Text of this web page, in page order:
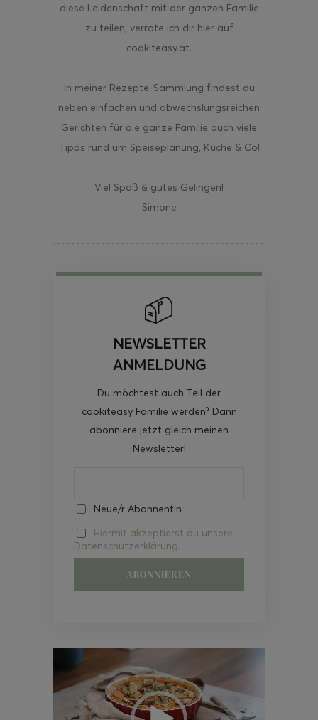
diese Leidenschaft mit der ganzen Familie
zu teilen, verrate ich dir hier auf
cookiteasy.at.
In meiner Rezepte-Sammlung findest du
neben einfachen und abwechslungsreichen
Gerichten für die ganze Familie auch viele
Tipps rund um Speiseplanung, Küche & Co!
Viel Spaß & gutes Gelingen!
Simone
NEWSLETTER
ANMELDUNG
Du möchtest auch Teil der
cookiteasy Familie werden? Dann
abonniere jetzt gleich meinen
Newsletter!
Neue/r AbonnentIn
Hiermit akzeptierst du unsere
Datenschutzerklärung.
Video-